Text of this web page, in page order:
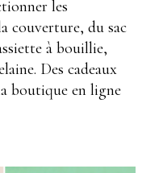
les
couverture, du sac
à bouillie,
Des cadeaux
boutique en ligne